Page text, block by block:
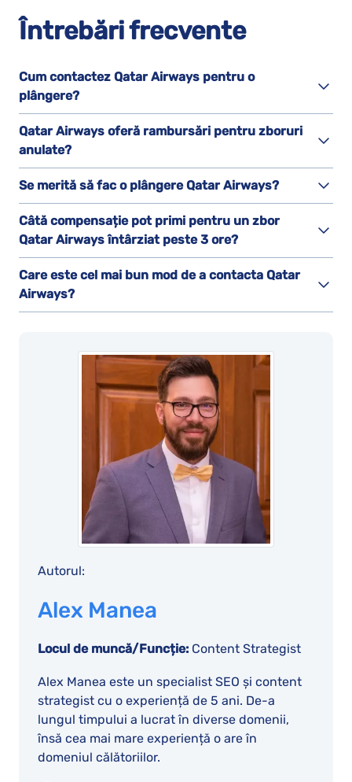
Întrebări frecvente
Cum contactez Qatar Airways pentru o
plângere?
Qatar Airways oferă rambursări pentru zboruri
anulate?
Se merită să fac o plângere Qatar Airways?
Câtă compensație pot primi pentru un zbor
Qatar Airways întârziat peste 3 ore?
Care este cel mai bun mod de a contacta Qatar
Airways?
Autorul:
Alex Manea
Locul de muncă/Funcție: Content Strategist
Alex Manea este un specialist SEO și content
strategist cu o experiență de 5 ani. De-a
lungul timpului a lucrat în diverse domenii,
însă cea mai mare experiență o are în
domeniul călătoriilor.